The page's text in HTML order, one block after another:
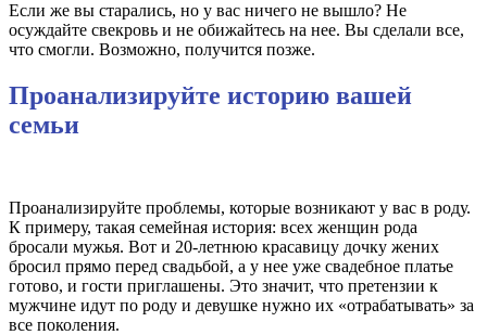
Если же вы старались, но у вас ничего не вышло? Не
осуждайте свекровь и не обижайтесь на нее. Вы сделали все,
что смогли. Возможно, получится позже.
Проанализируйте историю вашей
семьи
Проанализируйте проблемы, которые возникают у вас в роду.
К примеру, такая семейная история: всех женщин рода
бросали мужья. Вот и 20-летнюю красавицу дочку жених
бросил прямо перед свадьбой, а у нее уже свадебное платье
готово, и гости приглашены. Это значит, что претензии к
мужчине идут по роду и девушке нужно их «отрабатывать» за
все поколения.